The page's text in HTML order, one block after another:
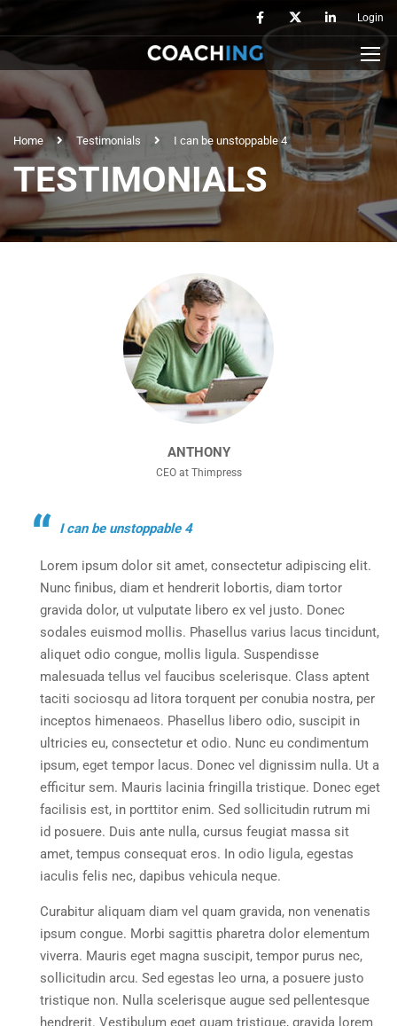
Login
Home Testimonials I can be unstoppable 4
TESTIMONIALS
ANTHONY
CEO at Thimpress
I can be unstoppable 4
Lorem ipsum dolor sit amet, consectetur adipiscing elit.
Nunc finibus, diam et hendrerit lobortis, diam tortor
gravida dolor, ut vulputate libero ex vel justo. Donec
sodales euismod mollis. Phasellus varius lacus tincidunt,
aliquet odio congue, mollis ligula. Suspendisse
malesuada tellus vel faucibus scelerisque. Class aptent
taciti sociosqu ad litora torquent per conubia nostra, per
inceptos himenaeos. Phasellus libero odio, suscipit in
ultricies eu, consectetur et odio. Nunc eu condimentum
ipsum, eget tempor lacus. Donec vel dignissim nulla. Ut a
efficitur sem. Mauris lacinia fringilla tristique. Donec eget
facilisis est, in porttitor enim. Sed sollicitudin rutrum mi
id posuere. Duis ante nulla, cursus feugiat massa sit
amet, tempus consequat eros. In odio ligula, egestas
iaculis felis nec, dapibus vehicula neque.
Curabitur aliquam diam vel quam gravida, non venenatis
ipsum congue. Morbi sagittis pharetra dolor elementum
viverra. Mauris eget magna suscipit, tempor purus nec,
sollicitudin arcu. Sed egestas leo urna, a posuere justo
tristique non. Nulla scelerisque augue sed pellentesque
hendrerit. Vestibulum eget quam tristique, gravida lorem